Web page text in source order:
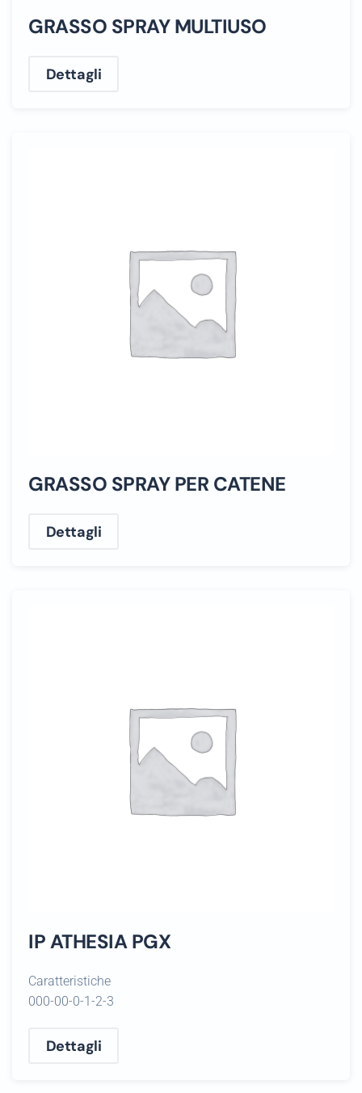
GRASSO SPRAY MULTIUSO
Dettagli
GRASSO SPRAY PER CATENE
Dettagli
IP ATHESIA PGX
Caratteristiche
000-00-0-1-2-3
Dettagli